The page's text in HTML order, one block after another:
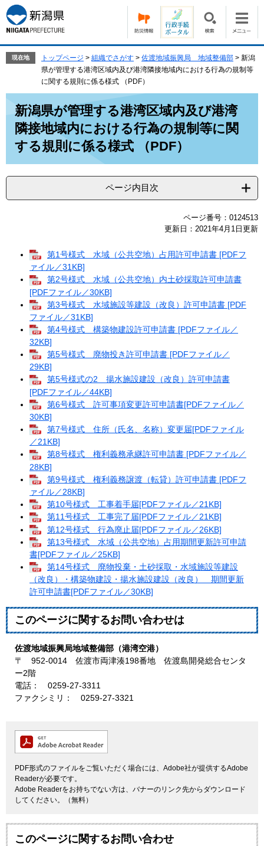
ー
ジ
の
す。
ニ
ュ
ー
し
現在地 トップページ > 組織でさがす > 佐渡地域振興局 地域整備部 > 新潟
県が管理する港湾区域内及び港湾隣接地域内における行為の規制等
に関する規則に係る様式 （PDF）
新潟県が管理する港湾区域内及び港湾
隣接地域内における行為の規制等に関
する規則に係る様式 （PDF）
ページ内目次
ページ番号：0124513
更新日：2021年4月1日更新
第1号様式 水域（公共空地）占用許可申請書 [PDFフ
ァイル／31KB]
第2号様式 水域（公共空地）内土砂採取許可申請書
[PDFファイル／30KB]
第3号様式 水域施設等建設（改良）許可申請書 [PDF
ファイル／31KB]
第4号様式 構築物建設許可申請書 [PDFファイル／
32KB]
第5号様式 廃物投き許可申請書 [PDFファイル／
29KB]
第5号様式の2 揚水施設建設（改良）許可申請書
[PDFファイル／44KB]
第6号様式 許可事項変更許可申請書[PDFファイル／
30KB]
第7号様式 住所（氏名、名称）変更届[PDFファイル
／21KB]
第8号様式 権利義務承継許可申請書 [PDFファイル／
28KB]
第9号様式 権利義務譲渡（転貸）許可申請書 [PDFフ
ァイル／28KB]
第10号様式 工事着手届[PDFファイル／21KB]
第11号様式 工事完了届[PDFファイル／21KB]
第12号様式 行為廃止届[PDFファイル／26KB]
第13号様式 水域（公共空地）占用期間更新許可申請
書[PDFファイル／25KB]
第14号様式 廃物投棄・土砂採取・水域施設等建設
（改良）・構築物建設・揚水施設建設（改良） 期間更新
許可申請書[PDFファイル／30KB]
このページに関するお問い合わせは
佐渡地域振興局地域整備部（港湾空港）
〒 952-0014 佐渡市両津湊198番地 佐渡島開発総合センタ
ー2階
電話： 0259-27-3311
ファクシミリ： 0259-27-3321
PDF形式のファイルをご覧いただく場合には、Adobe社が提供するAdobe
Readerが必要です。
Adobe Readerをお持ちでない方は、バナーのリンク先からダウンロード
してください。（無料）
このページに関するお問い合わせ